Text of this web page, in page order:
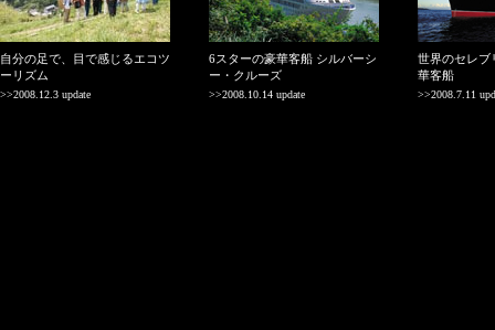
自分の足で、目で感じるエコツ
ーリズム
>>2008.12.3 update
6スターの豪華客船 シルバーシ
ー・クルーズ
>>2008.10.14 update
世界のセレブ
華客船
>>2008.7.11